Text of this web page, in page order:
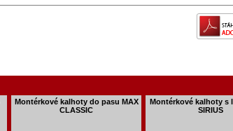
Montérkové kalhoty do pasu MAX
CLASSIC
Montérkové kalhoty s
SIRIUS